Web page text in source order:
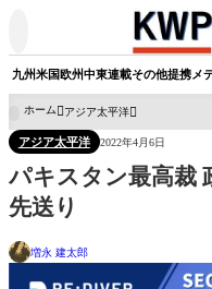
九州米国欧州中東連載その他提携メ
ホーム アジア太平洋
アジア太平洋 2022年4月6日
パキスタン最高裁
先送り
増永 建太郎